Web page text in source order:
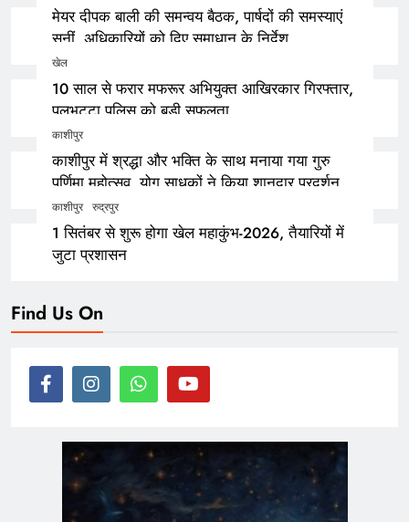
मेयर दीपक बाली की समन्वय बैठक, पार्षदों की समस्याएं
सुनीं, अधिकारियों को दिए समाधान के निर्देश
खेल
10 साल से फरार मफरूर अभियुक्त आखिरकार गिरफ्तार,
पुलभट्टा पुलिस को बड़ी सफलता
काशीपुर
काशीपुर में श्रद्धा और भक्ति के साथ मनाया गया गुरु
पूर्णिमा महोत्सव, योग साधकों ने किया शानदार प्रदर्शन
काशीपुर रुद्रपुर
1 सितंबर से शुरू होगा खेल महाकुंभ-2026, तैयारियों में
जुटा प्रशासन
Find Us On